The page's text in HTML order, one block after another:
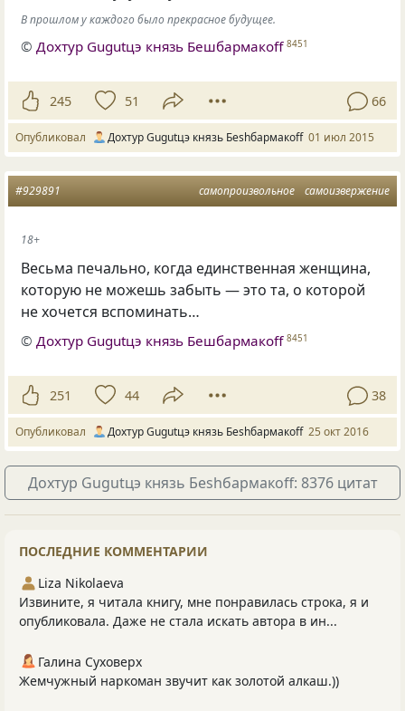
В прошлом у каждого было прекрасное будущее.
©Дохтур Gugutцэ князь Бешбармакоff 8451
245 51 66
Опубликовал Дохтур Gugutцэ князь Беshбармакоff 01 июл 2015
самопроизвольное самоизвержение
#929891
18+
Весьма печально, когда единственная женщина,
которую не можешь забыть — это та, о которой
не хочется вспоминать…
©Дохтур Gugutцэ князь Бешбармакоff 8451
251 44 38
Опубликовал Дохтур Gugutцэ князь Беshбармакоff 25 окт 2016
Дохтур Gugutцэ князь Беshбармакоff: 8376 цитат
ПОСЛЕДНИЕ КОММЕНТАРИИ
Liza Nikolaeva
Извините, я читала книгу, мне понравилась строка, я и
опубликовала. Даже не стала искать автора в ин...
Галина Суховерх
Жемчужный наркоман звучит как золотой алкаш.))